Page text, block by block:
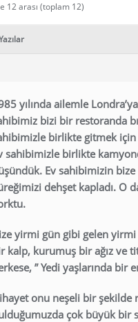
12 arası (toplam 12)
yılında ailemle
bizi bir restoranda
birlikte gitmek
sahibimizle birlikte
Ev sahibimizin
dehşet kapladı. O
yirmi gün gibi gelen yirmi
kalp, kurumuş bir ağız ve
” Yedi yaşlarında bir
onu neşeli bir
çok büyük bir